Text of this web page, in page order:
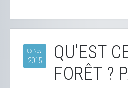
06 Nov
2015
QU'EST
FORÊT ?